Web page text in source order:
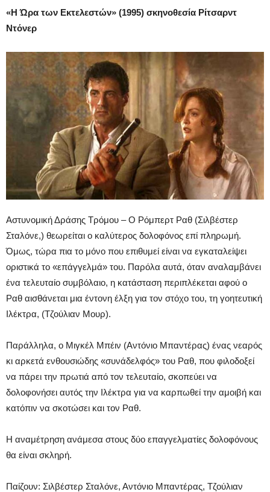
«Η Ώρα των Εκτελεστών» (1995) σκηνοθεσία Ρίτσαρντ
Ντόνερ
Αστυνομική Δράσης Τρόμου – Ο Ρόμπερτ Ραθ (Σιλβέστερ
Σταλόνε,) θεωρείται ο καλύτερος δολοφόνος επί πληρωμή.
Όμως, τώρα πια το μόνο που επιθυμεί είναι να εγκαταλείψει
οριστικά το «επάγγελμά» του. Παρόλα αυτά, όταν αναλαμβάνει
ένα τελευταίο συμβόλαιο, η κατάσταση περιπλέκεται αφού ο
Ραθ αισθάνεται μια έντονη έλξη για τον στόχο του, τη γοητευτική
Ιλέκτρα, (Τζούλιαν Μουρ).
Παράλληλα, ο Μιγκέλ Μπέιν (Αντόνιο Μπαντέρας) ένας νεαρός
κι αρκετά ενθουσιώδης «συνάδελφός» του Ραθ, που φιλοδοξεί
να πάρει την πρωτιά από τον τελευταίο, σκοπεύει να
δολοφονήσει αυτός την Ιλέκτρα για να καρπωθεί την αμοιβή και
κατόπιν να σκοτώσει και τον Ραθ.
Η αναμέτρηση ανάμεσα στους δύο επαγγελματίες δολοφόνους
θα είναι σκληρή.
Παίζουν: Σιλβέστερ Σταλόνε, Αντόνιο Μπαντέρας, Τζούλιαν